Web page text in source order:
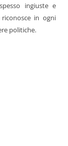
ingiuste e
in ogni
politiche.